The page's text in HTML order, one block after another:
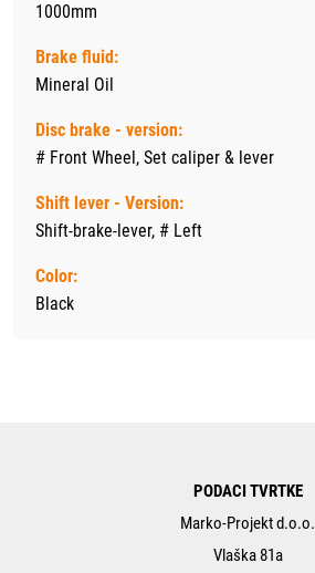
1000mm
Brake fluid:
Mineral Oil
Disc brake - version:
# Front Wheel, Set caliper & lever
Shift lever - Version:
Shift-brake-lever, # Left
Color:
Black
PODACI TVRTKE
Marko-Projekt d.o.o.
Vlaška 81a